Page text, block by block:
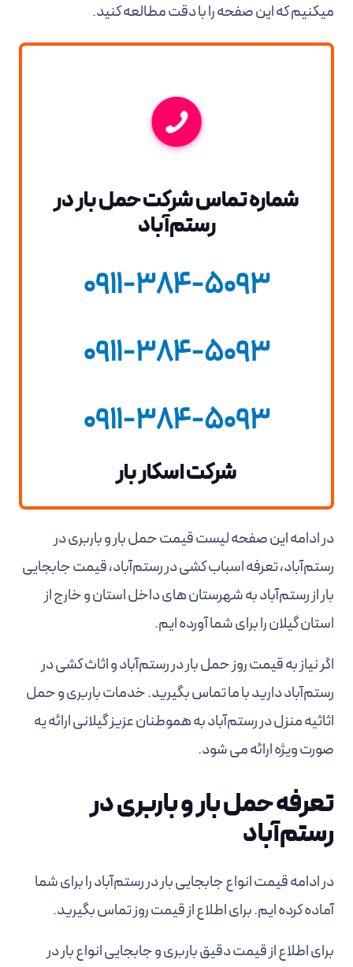
میکنیم که این صفحه را با دقت مطالعه کنید.
شماره تماس شرکت حمل بار در
رستم‌آباد
0911-384-5093
0911-384-5093
0911-384-5093
شرکت اسکار بار
در ادامه این صفحه لیست قیمت حمل بار و باربری در
رستم‌آباد، تعرفه اسباب کشی در رستم‌آباد، قیمت جابجایی
بار از رستم‌آباد به شهرستان های داخل استان و خارج از
استان گیلان را برای شما آورده ایم.
اگر نیاز به قیمت روز حمل بار در رستم‌آباد و اثاث کشی در
رستم‌آباد دارید با ما تماس بگیرید. خدمات باربری و حمل
اثاثیه منزل در رستم‌آباد به هموطنان عزیز گیلانی ارائه یه
صورت ویژه ارائه می شود.
تعرفه حمل بار و باربری در
رستم‌آباد
در ادامه قیمت انواع جابجایی بار در رستم‌آباد را برای شما
آماده کرده ایم. برای اطلاع از قیمت روز تماس بگیرید.
برای اطلاع از قیمت دقیق باربری و جابجایی انواع بار در